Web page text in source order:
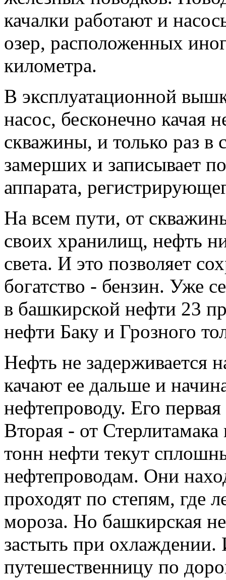
качалки работают и
озер, расположенных
километра.
В эксплуатационной
насос, бесконечно качая
скважины, и только раз
замерших и записывает
аппарата,
На всем пути, от
своих хранилищ, нефть
света. И это позволяет
богатство - бензин. Уже
в башкирской нефти 23
нефти Баку и Грозного
Нефть не задерживается
качают ее дальше и
нефтепроводу. Его
Вторая - от
тонн нефти текут
нефтепроводам. Они
проходят по степям, где
мороза. Но башкирская
застыть при охлаждении.
путешественницу по